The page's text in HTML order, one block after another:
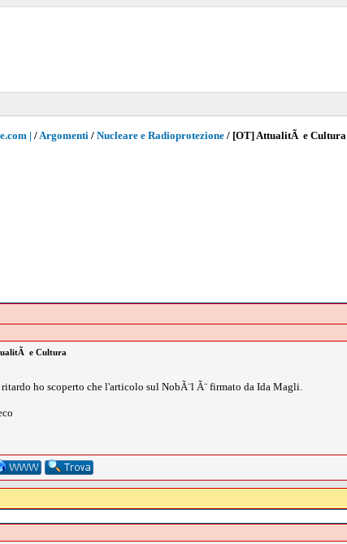
| /Argomenti /Nucleare e Radioprotezione / [OT] AttualitÃ e Cultura
e Cultura
ho scoperto che l'articolo sul NobÃ¨l Ã¨ firmato da Ida Magli.